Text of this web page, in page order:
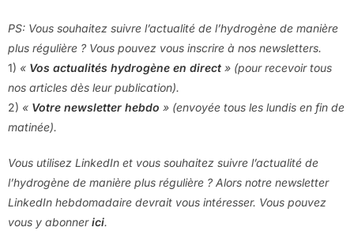
PS: Vous souhaitez suivre l’actualité de l’hydrogène de manière
plus régulière ? Vous pouvez vous inscrire à nos newsletters.
1) « Vos actualités hydrogène en direct » (pour recevoir tous
nos articles dès leur publication).
2) « Votre newsletter hebdo » (envoyée tous les lundis en fin de
matinée).
Vous utilisez LinkedIn et vous souhaitez suivre l’actualité de
l’hydrogène de manière plus régulière ? Alors notre newsletter
LinkedIn hebdomadaire devrait vous intéresser. Vous pouvez
vous y abonnerici.